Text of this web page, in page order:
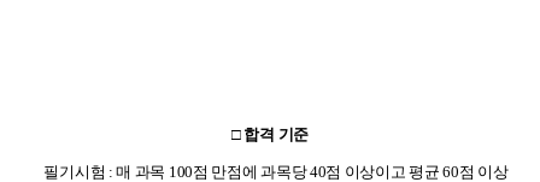
□ 합격 기준
필기시험 : 매 과목 100점 만점에 과목당 40점 이상이고 평균 60점 이상